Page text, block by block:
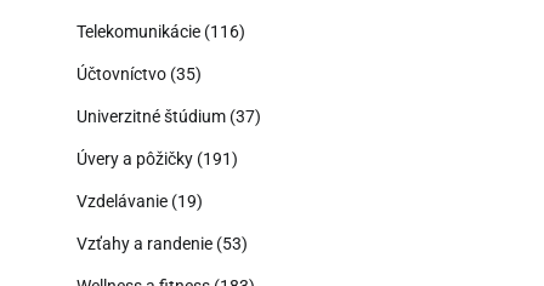
Telekomunikácie (116)
Účtovníctvo (35)
Univerzitné štúdium (37)
Úvery a pôžičky (191)
Vzdelávanie (19)
Vzťahy a randenie (53)